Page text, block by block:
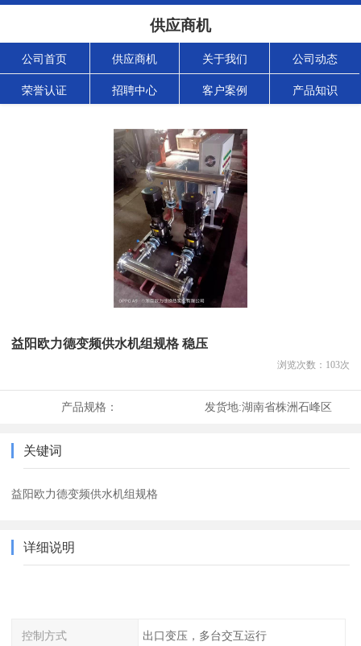
供应商机
公司首页 供应商机 关于我们 公司动态
荣誉认证 招聘中心 客户案例 产品知识
益阳欧力德变频供水机组规格 稳压
浏览次数： 103次
产品规格： 发货地:湖南省株洲石峰区
关键词
益阳欧力德变频供水机组规格
详细说明
控制方式 出口变压，多台交互运行